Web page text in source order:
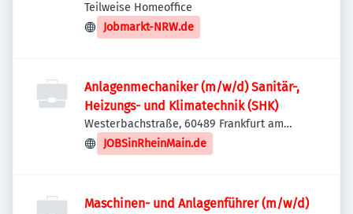
Teilweise Homeoffice
Jobmarkt-NRW.de
Anlagenmechaniker (m/w/d) Sanitär-,
Heizungs- und Klimatechnik (SHK)
Westerbachstraße, 60489 Frankfurt am
Main-Frankfurt-Mitte-West, Deutschland
JOBSinRheinMain.de
Maschinen- und Anlagenführer (m/w/d)